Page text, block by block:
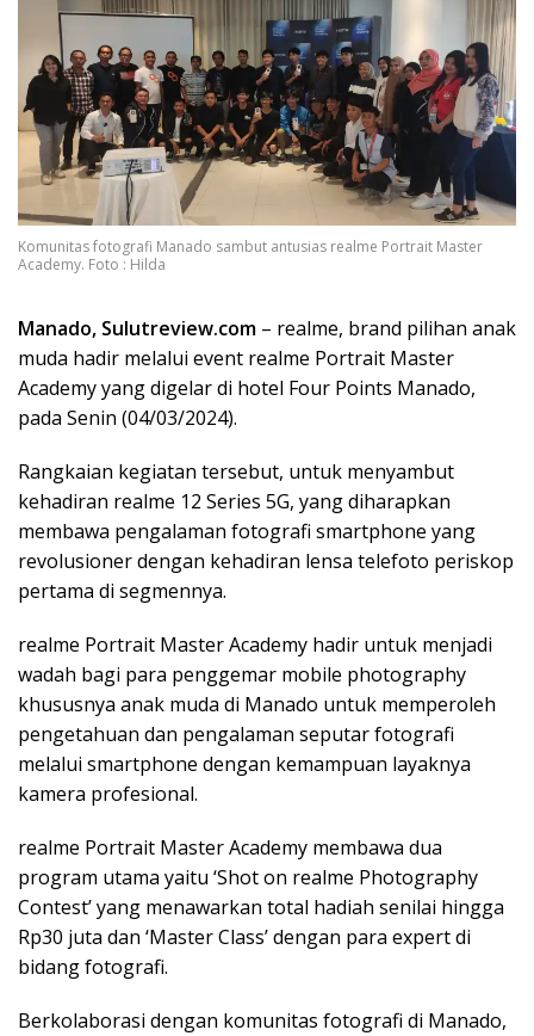
Komunitas fotografi Manado sambut antusias realme Portrait Master
Academy. Foto : Hilda
Manado, Sulutreview.com – realme, brand pilihan anak
muda hadir melalui event realme Portrait Master
Academy yang digelar di hotel Four Points Manado,
pada Senin (04/03/2024).
Rangkaian kegiatan tersebut, untuk menyambut
kehadiran realme 12 Series 5G, yang diharapkan
membawa pengalaman fotografi smartphone yang
revolusioner dengan kehadiran lensa telefoto periskop
pertama di segmennya.
realme Portrait Master Academy hadir untuk menjadi
wadah bagi para penggemar mobile photography
khususnya anak muda di Manado untuk memperoleh
pengetahuan dan pengalaman seputar fotografi
melalui smartphone dengan kemampuan layaknya
kamera profesional.
realme Portrait Master Academy membawa dua
program utama yaitu ‘Shot on realme Photography
Contest’ yang menawarkan total hadiah senilai hingga
Rp30 juta dan ‘Master Class’ dengan para expert di
bidang fotografi.
Berkolaborasi dengan komunitas fotografi di Manado,